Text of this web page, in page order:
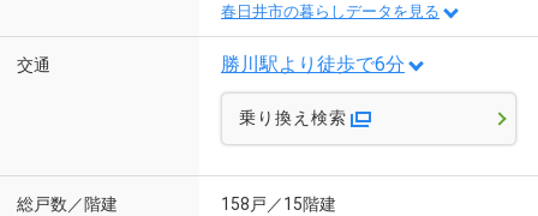
春日井市の暮らしデータを見る
交通 勝川駅より徒歩で6分
乗り換え検索
総戸数／階建 158戸／15階建